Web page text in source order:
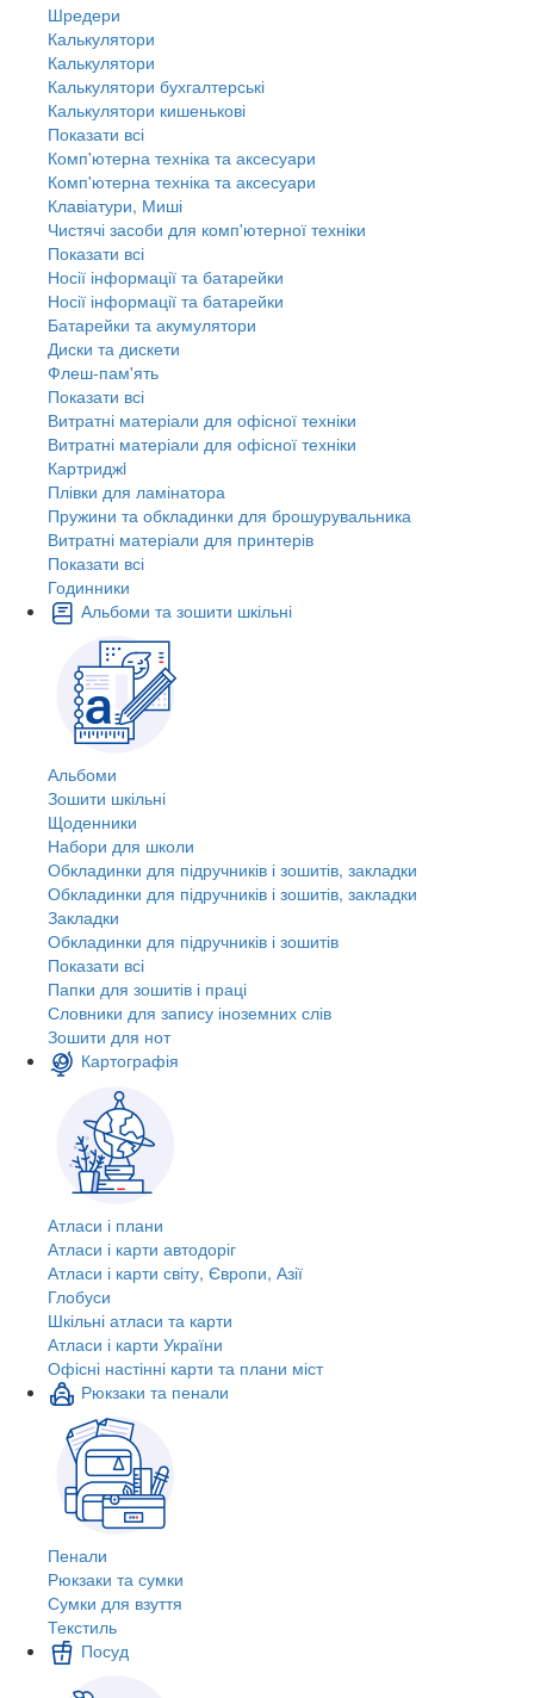
Шредери
Калькулятори
Калькулятори
Калькулятори бухгалтерські
Калькулятори кишенькові
Показати всі
Комп'ютерна техніка та аксесуари
Комп'ютерна техніка та аксесуари
Клавіатури, Миші
Чистячі засоби для комп'ютерної техніки
Показати всі
Носії інформації та батарейки
Носії інформації та батарейки
Батарейки та акумулятори
Диски та дискети
Флеш-пам'ять
Показати всі
Витратні матеріали для офісної техніки
Витратні матеріали для офісної техніки
Картриджi
Плівки для ламінатора
Пружини та обкладинки для брошурувальника
Витратні матеріали для принтерів
Показати всі
Годинники
Альбоми та зошити шкільні
Альбоми
Зошити шкільні
Щоденники
Набори для школи
Обкладинки для підручників і зошитів, закладки
Обкладинки для підручників і зошитів, закладки
Закладки
Обкладинки для підручників і зошитів
Показати всі
Папки для зошитів і праці
Словники для запису іноземних слів
Зошити для нот
Картографія
Атласи і плани
Атласи і карти автодоріг
Атласи і карти світу, Європи, Азії
Глобуси
Шкільні атласи та карти
Атласи і карти України
Офісні настінні карти та плани міст
Рюкзаки та пенали
Пенали
Рюкзаки та сумки
Сумки для взуття
Текстиль
Посуд